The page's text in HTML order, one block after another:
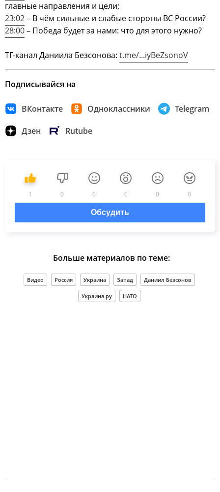
главные направления и цели;
23:02– В чём сильные и слабые стороны ВС России?
28:00– Победа будет за нами: что для этого нужно?
ТГ-канал Даниила Безсонова: t.me/...iyBeZsonoV
Подписывайся на
ВКонтакте Одноклассники Telegram
Дзен Rutube
1 0 0 0 0 0
Обсудить
Больше материалов по теме:
Видео Россия Украина Запад Даниил Безсонов
Украина.ру НАТО